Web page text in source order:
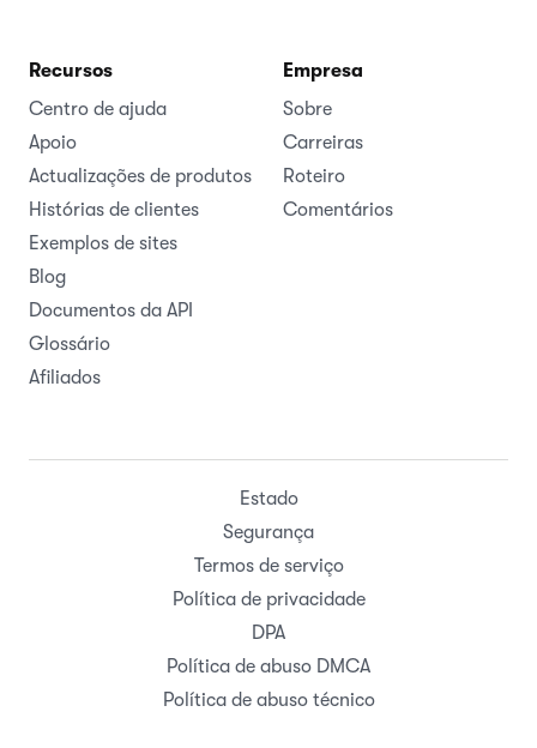
Recursos
Centro de ajuda
Apoio
Actualizações de produtos
Histórias de clientes
Exemplos de sites
Blog
Documentos da API
Glossário
Afiliados
Empresa
Sobre
Carreiras
Roteiro
Comentários
Estado
Segurança
Termos de serviço
Política de privacidade
DPA
Política de abuso DMCA
Política de abuso técnico